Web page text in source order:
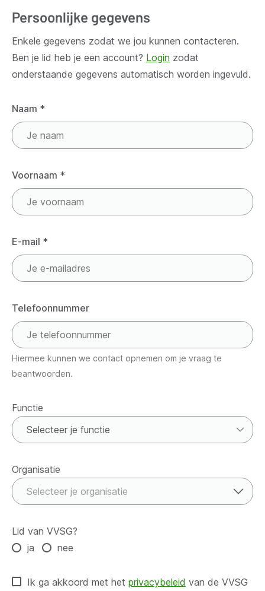
Persoonlijke gegevens
Enkele gegevens zodat we jou kunnen contacteren.
Ben je lid heb je een account? Login zodat
onderstaande gegevens automatisch worden ingevuld.
Naam *
Voornaam *
E-mail *
Telefoonnummer
Hiermee kunnen we contact opnemen om je vraag te
beantwoorden.
Functie
Functie
Organisatie
Organisatie
Selecteer je organisatie
Lid van VVSG?
ja
nee
Ik ga akkoord met het privacybeleid van de VVSG